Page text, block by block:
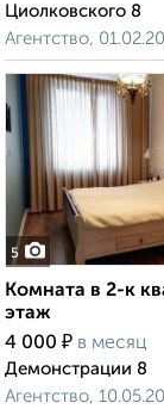
Циолковского 8
Агентство,
5
Комната в 2-к
этаж
4 000 ₽ в месяц
Демонстрации 8
Агентство,